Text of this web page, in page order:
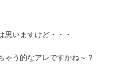
思いますけど・・・
ゃう的なアレですかね～？